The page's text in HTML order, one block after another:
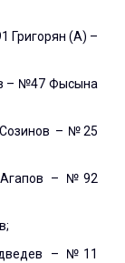
Григорян (А) –
– №47 Фысына
– №25
– №92
– №11